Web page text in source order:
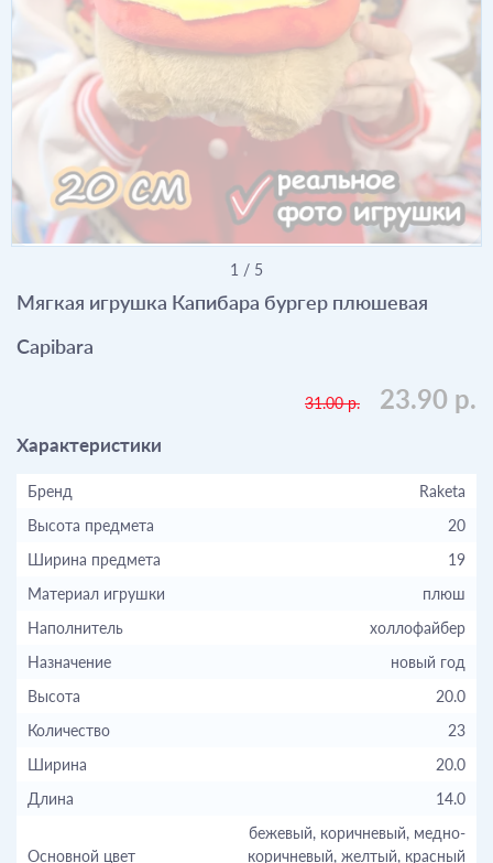
1 / 5
Мягкая игрушка Капибара бургер плюшевая
Capibara
31.00 р. 23.90 р.
Характеристики
Бренд
Raketa
Высота предмета
20
Ширина предмета
19
Материал игрушки
плюш
Наполнитель
холлофайбер
Назначение
новый год
Высота
20.0
Количество
23
Ширина
20.0
Длина
14.0
Основной цвет
бежевый, коричневый, медно-
коричневый, желтый, красный